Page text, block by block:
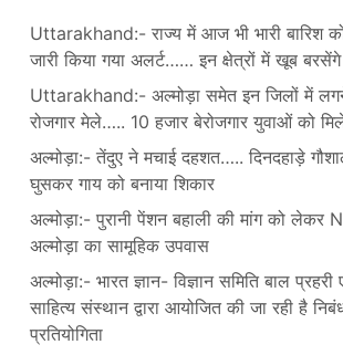
Uttarakhand:- राज्य में आज भी भारी बारिश
जारी किया गया अलर्ट…… इन क्षेत्रों में खूब
Uttarakhand:- अल्मोड़ा समेत इन जिलों में
रोजगार मेले….. 10 हजार बेरोजगार युवाओं को
अल्मोड़ा:- तेंदुए ने मचाई दहशत….. दिनदहाड़े
घुसकर गाय को बनाया शिकार
अल्मोड़ा:- पुरानी पेंशन बहाली की मांग को लेकर
अल्मोड़ा का सामूहिक उपवास
अल्मोड़ा:- भारत ज्ञान- विज्ञान समिति बाल प्रहरी
साहित्य संस्थान द्वारा आयोजित की जा रही है
प्रतियोगिता